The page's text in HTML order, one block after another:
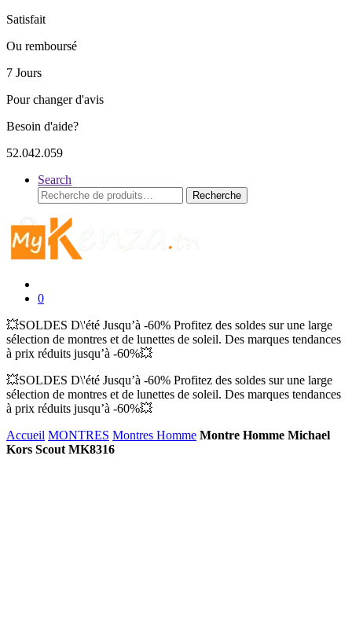
Satisfait
Ou remboursé
7 Jours
Pour changer d'avis
Besoin d'aide?
52.042.059
Search
Recherche
pour :
Recherche
0
💥SOLDES D\'été Jusqu’à -60% Profitez des soldes sur une large
sélection de montres et de lunettes de soleil. Des marques tendances
à prix réduits jusqu’à -60%💥
💥SOLDES D\'été Jusqu’à -60% Profitez des soldes sur une large
sélection de montres et de lunettes de soleil. Des marques tendances
à prix réduits jusqu’à -60%💥
Accueil MONTRES Montres Homme Montre Homme Michael
Kors Scout MK8316